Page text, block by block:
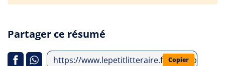
Partager ce résumé
https://www.lepetitlitteraire.fr/index.php/
Copier